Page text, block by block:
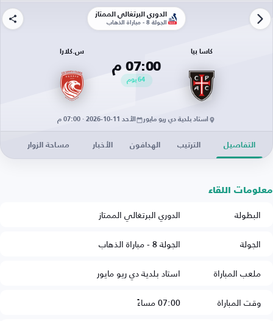
الدوري البرتغالي الممتاز
الجولة 8 - مباراة الذهاب
كاسا بيا
07:00 م
64يوم
س.كلارا
استاد بلدية دي ريو مايور الأحد 11-10-2026 · 07:00 م
التفاصيل الترتيب الهدافون الأخبار مساحة الزوار
معلومات اللقاء
البطولة
الدوري البرتغالي الممتاز
الجولة
الجولة 8 - مباراة الذهاب
ملعب المباراة
استاد بلدية دي ريو مايور
وقت المباراة
07:00 مساءً